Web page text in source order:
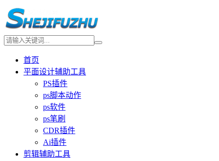
首页
平面设计辅助工具
PS插件
ps脚本动作
ps软件
ps笔刷
CDR插件
Ai插件
剪辑辅助工具